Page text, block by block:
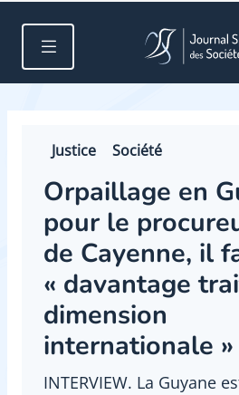
Justice Société
Orpaillage en
pour le
de Cayenne, il
« davantage
dimension
internationale »
INTERVIEW. La Guyane